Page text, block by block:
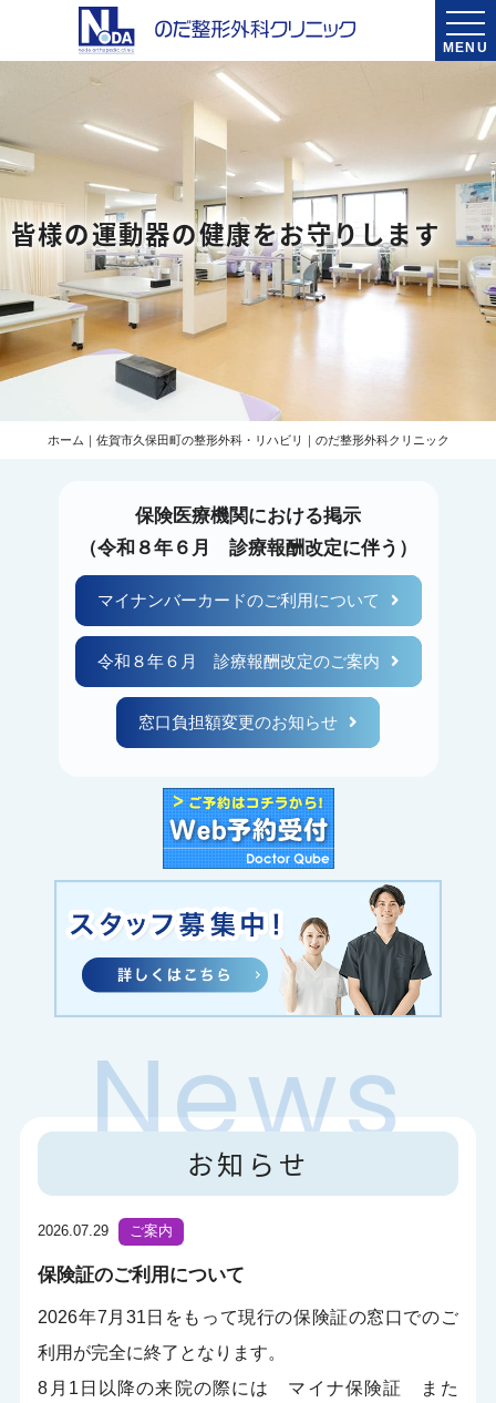
MENU
皆様の運動器の健康をお守りします
ホーム｜佐賀市久保田町の整形外科・リハビリ｜のだ整形外科クリニック
保険医療機関における掲示
（令和８年６月 診療報酬改定に伴う）
マイナンバーカードのご利用について
令和８年６月 診療報酬改定のご案内
窓口負担額変更のお知らせ
お知らせ
2026.07.29 ご案内
保険証のご利用について
2026年7月31日をもって現行の保険証の窓口でのご
利用が完全に終了となります。
8月1日以降の来院の際には マイナ保険証 また